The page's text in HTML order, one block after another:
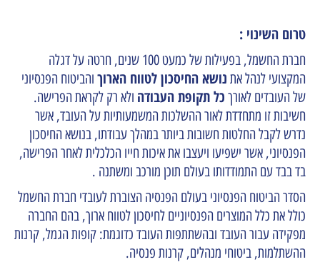
טרום השינוי :
חברת החשמל, בפעילות של כמעט 100 שנים, חרטה על דגלה
המקצועי לנהל את נושא החיסכון לטווח הארוך והביטוח הפנסיוני
של העובדים לאורך כל תקופת העבודה ולא רק לקראת הפרישה.
חשיבות זו מתחדדת לאור ההשלכות המשמעותיות על העובד, אשר
נדרש לקבל החלטות חשובות ביותר במהלך עבודתו, בנושא החיסכון
הפנסיוני, אשר ישפיעו ויעצבו את איכות חייו הכלכלית לאחר הפרישה,
בד בבד עם התמודדותו בעולם תוכן מורכב ומשתנה .
הסדר הביטוח הפנסיוני בעולם הפנסיה הצוברת לעובדי חברת החשמל
כולל את כלל המוצרים הפנסיוניים לחיסכון לטווח ארוך, בהם החברה
מפקידה עבור העובד ובהשתתפות העובד כדוגמת: קופות הגמל, קרנות
ההשתלמות, ביטוחי מנהלים, קרנות פנסיה.